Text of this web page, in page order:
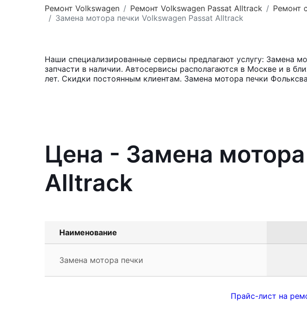
Ремонт Volkswagen Ремонт Volkswagen Passat Alltrack
Ремонт
Замена мотора печки Volkswagen Passat Alltrack
Наши специализированные сервисы предлагают услугу: Замена
запчасти в наличии. Автосервисы располагаются в Москве и в
лет. Скидки постоянным клиентам. Замена мотора печки
Цена - Замена
Alltrack
Наименование
Замена мотора печки
Прайс-лист на